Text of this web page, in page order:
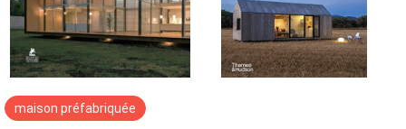
maison préfabriquée